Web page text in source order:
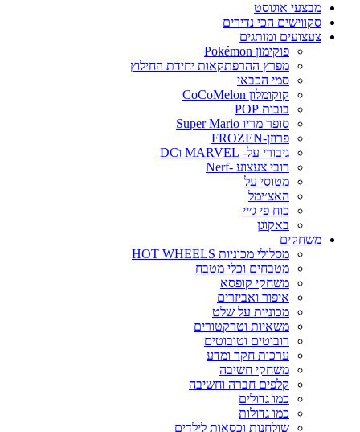
מבצעי אוגוסט
סקווישים הכי נדירים
צעצועים ומותגים
פוקימון Pokémon
מפרץ ההרפתקאות יחידת החילוץ
סמי הכבאי
קוקומלון CoCoMelon
בובות POP
סופר מריו Super Mario
פרוזן-FROZEN
גיבורי על- MARVEL וDC
רובי צעצוע -Nerf
מטוסי על
האצ׳ימל
כוח פי ג׳יי
באקוגן
משחקים
מסלולי מכוניות HOT WHEELS
מטבחים וכלי מטבח
משחקי קופסא
איפור ואביזרים
מכוניות על שלט
משאיות וטרקטורים
רובוטים וטובוטים
ערכות חקר ומדע
משחקי חשיבה
קלפים חברה וחשיבה
כמו גדולים
כמו גדולות
שולחנות וכסאות לילדים